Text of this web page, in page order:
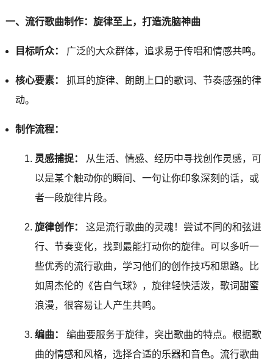
一、流行歌曲制作：旋律至上，打造洗脑神曲
目标听众： 广泛的大众群体，追求易于传唱和情感共鸣。
核心要素：
抓耳的旋律、朗朗上口的歌词、节奏感强的律
动。
制作流程：
灵感捕捉：
从生活、情感、经历中寻找创作灵感，可
以是某个触动你的瞬间、一句让你印象深刻的话，或
者一段旋律片段。
旋律创作：
这是流行歌曲的灵魂！尝试不同的和弦进
行、节奏变化，找到最能打动你的旋律。可以多听一
些优秀的流行歌曲，学习他们的创作技巧和思路。比
如周杰伦的《告白气球》，旋律轻快活泼，歌词甜蜜
浪漫，很容易让人产生共鸣。
编曲：
编曲要服务于旋律，突出歌曲的特点。根据歌
曲的情感和风格，选择合适的乐器和音色。流行歌曲